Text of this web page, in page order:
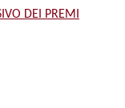
DEI PREMI